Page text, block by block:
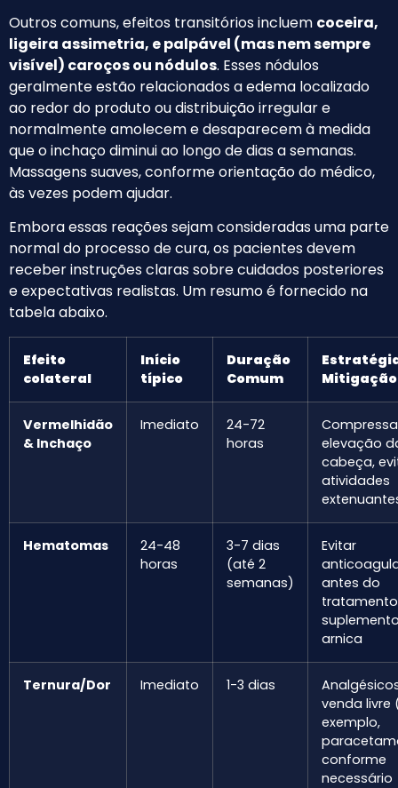
Outros comuns, efeitos transitórios incluem coceira,
ligeira assimetria, e palpável (mas nem sempre
visível) caroços ou nódulos. Esses nódulos
geralmente estão relacionados a edema localizado
ao redor do produto ou distribuição irregular e
normalmente amolecem e desaparecem à medida
que o inchaço diminui ao longo de dias a semanas.
Massagens suaves, conforme orientação do médico,
às vezes podem ajudar.
Embora essas reações sejam consideradas uma parte
normal do processo de cura, os pacientes devem
receber instruções claras sobre cuidados posteriores
e expectativas realistas. Um resumo é fornecido na
tabela abaixo.
Efeito
colateral
Início
típico
Duração
Comum
Mitigação
Vermelhidão
& Inchaço
Imediato
24-72
horas
elevação
cabeça,
atividades
Hematomas
24-48
horas
3-7 dias
(até 2
semanas)
Evitar
antes do
arnica
Ternura/Dor Imediato 1-3 dias
venda livre
exemplo,
conforme
necessário